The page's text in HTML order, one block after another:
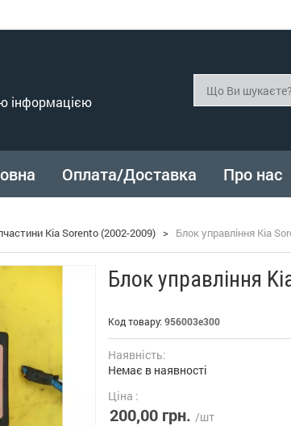
інформацією
Оплата/Доставка Про нас
Kia Sorento (2002-2009) > Блок управління Kia
Блок управління
Код товару: 956003e300
Наявність:
Немає в наявності
Ціна :
200,00 грн. /шт